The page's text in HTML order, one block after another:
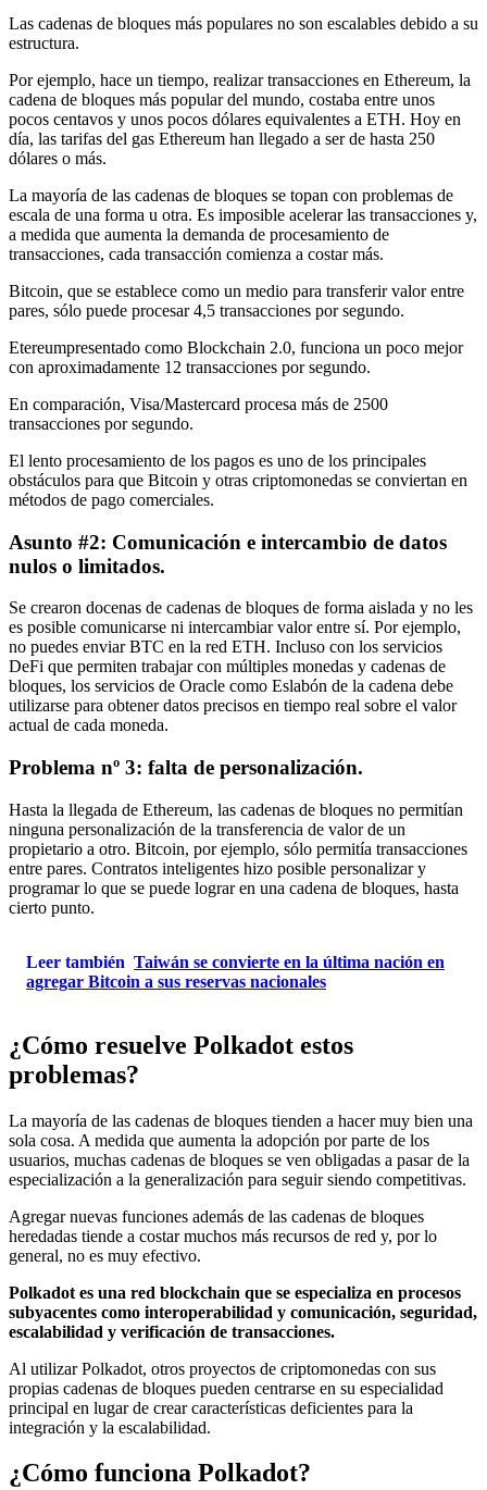
Las cadenas de bloques más populares no son escalables debido a su
estructura.
Por ejemplo, hace un tiempo, realizar transacciones en Ethereum, la
cadena de bloques más popular del mundo, costaba entre unos
pocos centavos y unos pocos dólares equivalentes a ETH. Hoy en
día, las tarifas del gas Ethereum han llegado a ser de hasta 250
dólares o más.
La mayoría de las cadenas de bloques se topan con problemas de
escala de una forma u otra. Es imposible acelerar las transacciones y,
a medida que aumenta la demanda de procesamiento de
transacciones, cada transacción comienza a costar más.
Bitcoin, que se establece como un medio para transferir valor entre
pares, sólo puede procesar 4,5 transacciones por segundo.
Etereumpresentado como Blockchain 2.0, funciona un poco mejor
con aproximadamente 12 transacciones por segundo.
En comparación, Visa/Mastercard procesa más de 2500
transacciones por segundo.
El lento procesamiento de los pagos es uno de los principales
obstáculos para que Bitcoin y otras criptomonedas se conviertan en
métodos de pago comerciales.
Asunto #2: Comunicación e intercambio de datos
nulos o limitados.
Se crearon docenas de cadenas de bloques de forma aislada y no les
es posible comunicarse ni intercambiar valor entre sí. Por ejemplo,
no puedes enviar BTC en la red ETH. Incluso con los servicios
DeFi que permiten trabajar con múltiples monedas y cadenas de
bloques, los servicios de Oracle como Eslabón de la cadena debe
utilizarse para obtener datos precisos en tiempo real sobre el valor
actual de cada moneda.
Problema nº 3: falta de personalización.
Hasta la llegada de Ethereum, las cadenas de bloques no permitían
ninguna personalización de la transferencia de valor de un
propietario a otro. Bitcoin, por ejemplo, sólo permitía transacciones
entre pares. Contratos inteligentes hizo posible personalizar y
programar lo que se puede lograr en una cadena de bloques, hasta
cierto punto.
Leer también Taiwán se convierte en la última nación en
agregar Bitcoin a sus reservas nacionales
¿Cómo resuelve Polkadot estos
problemas?
La mayoría de las cadenas de bloques tienden a hacer muy bien una
sola cosa. A medida que aumenta la adopción por parte de los
usuarios, muchas cadenas de bloques se ven obligadas a pasar de la
especialización a la generalización para seguir siendo competitivas.
Agregar nuevas funciones además de las cadenas de bloques
heredadas tiende a costar muchos más recursos de red y, por lo
general, no es muy efectivo.
Polkadot es una red blockchain que se especializa en procesos
subyacentes como interoperabilidad y comunicación, seguridad,
escalabilidad y verificación de transacciones.
Al utilizar Polkadot, otros proyectos de criptomonedas con sus
propias cadenas de bloques pueden centrarse en su especialidad
principal en lugar de crear características deficientes para la
integración y la escalabilidad.
¿Cómo funciona Polkadot?